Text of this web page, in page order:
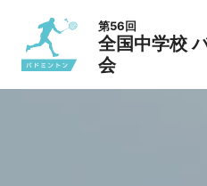
第56回
全国中学校
会